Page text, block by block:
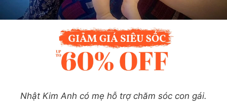
Nhật Kim Anh có mẹ hỗ trợ chăm sóc con gái.